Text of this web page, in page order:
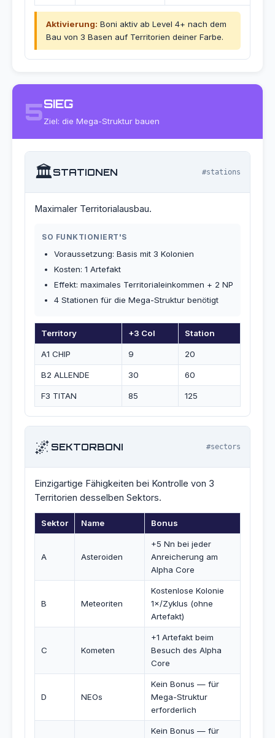
Aktivierung: Boni aktiv ab Level 4+ nach dem
Bau von 3 Basen auf Territorien deiner Farbe.
5SIEG
Ziel: die Mega-Struktur bauen
🏛️STATIONEN #stations
Maximaler Territorialausbau.
SO FUNKTIONIERT'S
Voraussetzung: Basis mit 3 Kolonien
Kosten: 1 Artefakt
Effekt: maximales Territorialeinkommen + 2 NP
4 Stationen für die Mega-Struktur benötigt
Territory +3 Col Station
A1 CHIP 9 20
B2 ALLENDE 30 60
F3 TITAN 85 125
🌌 SEKTORBONI #sectors
Einzigartige Fähigkeiten bei Kontrolle von 3
Territorien desselben Sektors.
Sektor Name Bonus
A Asteroiden
+5 Nn bei jeder
Anreicherung am
Alpha Core
B Meteoriten
Kostenlose Kolonie
1×/Zyklus (ohne
Artefakt)
C Kometen
+1 Artefakt beim
Besuch des Alpha
Core
D NEOs
Kein Bonus — für
Mega-Struktur
erforderlich
Kein Bonus — für